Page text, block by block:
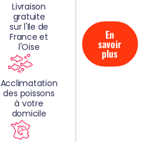
Livraison
gratuite
sur l'Ile de
France et
l'Oise
Acclimatation
des poissons
à votre
domicile
En
savoir
plus